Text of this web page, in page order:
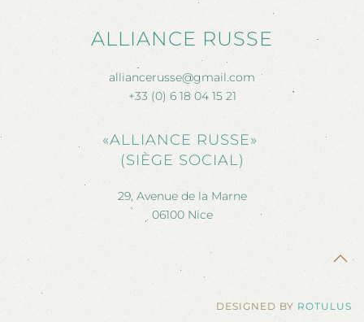
ALLIANCE RUSSE
alliancerusse@gmail.com
+33 (0) 6 18 04 15 21
«ALLIANCE RUSSE»
(SIÈGE SOCIAL)
29, Avenue de la Marne
06100 Nice
DESIGNED BY ROTULUS